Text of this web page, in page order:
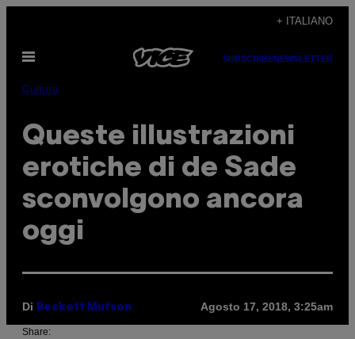
contenuto
+ ITALIANO
Apri
SUBSCRIBENEWSLETTER
Cultura
Queste illustrazioni
erotiche di de Sade
sconvolgono ancora
oggi
Di Beckett Mufson Agosto 17, 2018, 3:25am
Share: